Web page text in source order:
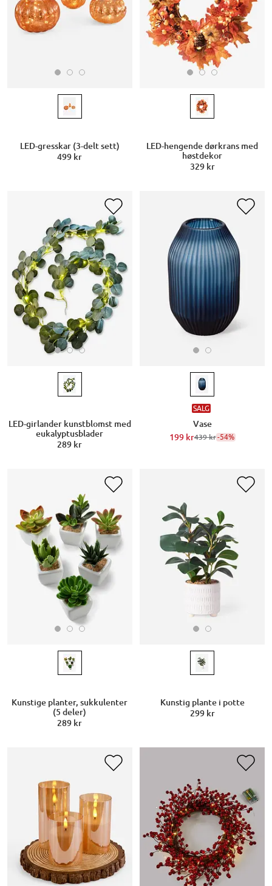
LED-gresskar (3-delt sett)
499 kr
LED-hengende dørkrans med
høstdekor
329 kr
LED-girlander kunstblomst med
eukalyptusblader
289 kr
SALG
Vase
199 kr439 kr-54%
Kunstige planter, sukkulenter
(5 deler)
289 kr
Kunstig plante i potte
299 kr